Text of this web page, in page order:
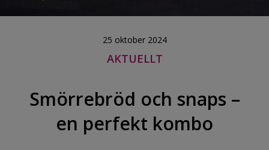
25 oktober 2024
AKTUELLT
Smörrebröd och snaps –
en perfekt kombo